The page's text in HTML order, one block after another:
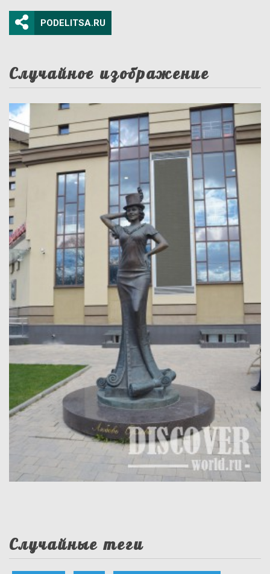
PODELITSA.RU
Случайное изображение
Случайные теги